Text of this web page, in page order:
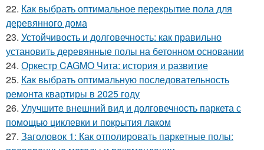
22. Как выбрать оптимальное перекрытие пола для
деревянного дома
23. Устойчивость и долговечность: как правильно
установить деревянные полы на бетонном основании
24. Оркестр CAGMO Чита: история и развитие
25. Как выбрать оптимальную последовательность
ремонта квартиры в 2025 году
26. Улучшите внешний вид и долговечность паркета с
помощью циклевки и покрытия лаком
27. Заголовок 1: Как отполировать паркетные полы: